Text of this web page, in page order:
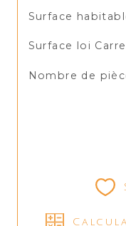
Surface
Surface loi
Nombre de